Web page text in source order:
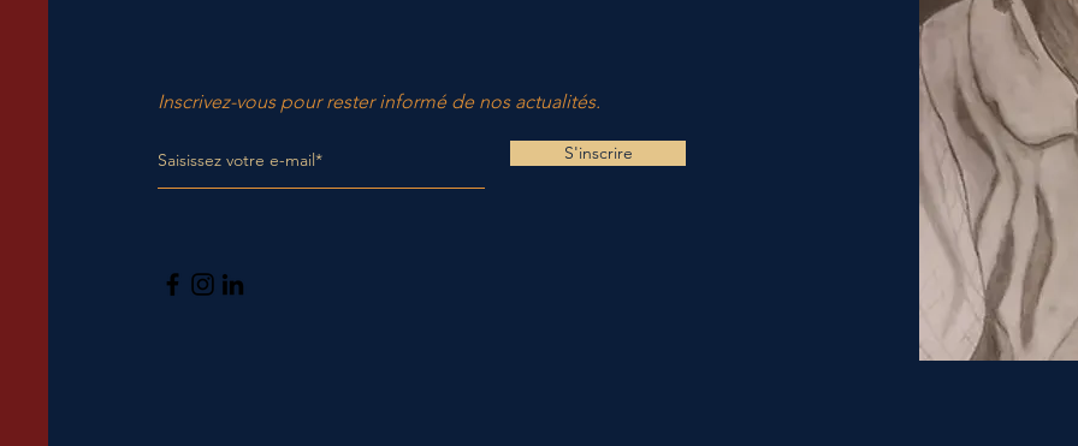
Inscrivez-vous pour rester informé de nos actualités.
S'inscrire